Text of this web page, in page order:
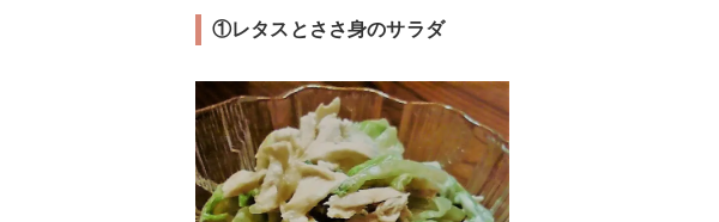
①レタスとささ身のサラダ